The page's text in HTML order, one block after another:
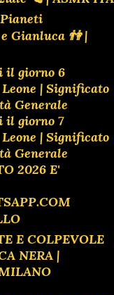
Gianluca 👫 |
il giorno 6
| Significato
Generale
il giorno 7
| Significato
Generale
2026 E'
E COLPEVOLE
NERA |